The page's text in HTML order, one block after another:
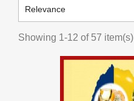
Relevance
Showing 1-12 of 57 item(s)